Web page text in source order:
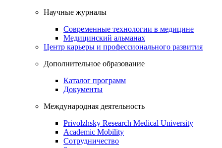
Научные журналы
Современные технологии в медицине
Медицинский альманах
Центр карьеры и профессионального развития
Дополнительное образование
Каталог программ
Документы
Международная деятельность
Privolzhsky Research Medical University
Academic Mobility
Сотрудничество